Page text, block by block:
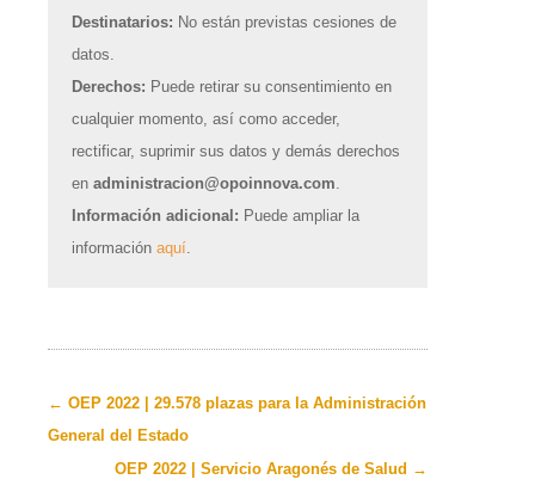
Destinatarios: No están previstas cesiones de
datos.
Derechos: Puede retirar su consentimiento en
cualquier momento, así como acceder,
rectificar, suprimir sus datos y demás derechos
en administracion@opoinnova.com
Información adicional: Puede ampliar la
información aquí.
← OEP 2022 | 29.578 plazas para la Administración
General del Estado
OEP 2022 | Servicio Aragonés de Salud →